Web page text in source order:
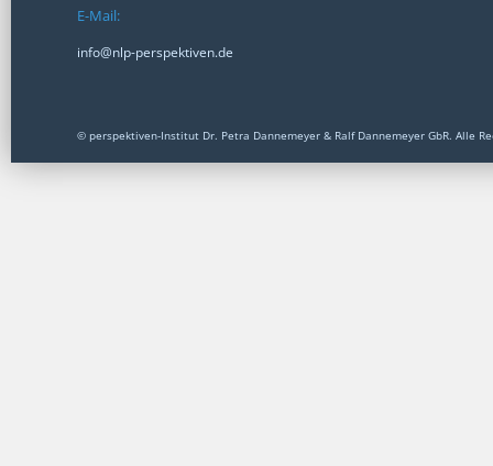
E-Mail:
info@nlp-perspektiven.de
© perspektiven-Institut Dr. Petra Dannemeyer & Ralf Dannemeyer GbR. Alle